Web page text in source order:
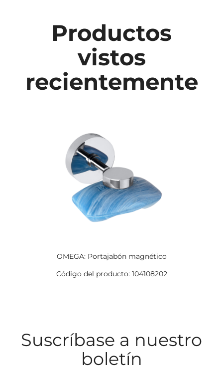
Productos
vistos
recientemente
OMEGA: Portajabón magnético
Código del producto: 104108202
Suscríbase a nuestro
boletín